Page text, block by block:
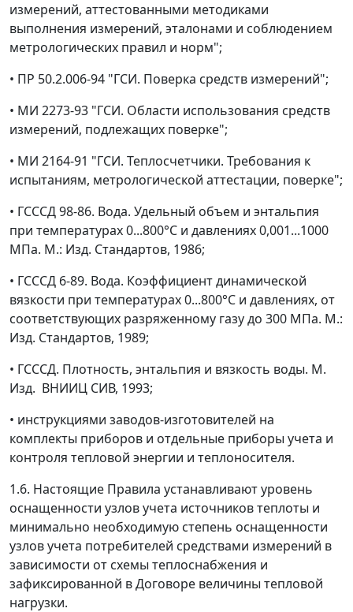
измерений, аттестованными методиками
выполнения измерений, эталонами и соблюдением
метрологических правил и норм";
• ПР 50.2.006-94 "ГСИ. Поверка средств измерений";
• МИ 2273-93 "ГСИ. Области использования средств
измерений, подлежащих поверке";
• МИ 2164-91 "ГСИ. Теплосчетчики. Требования к
испытаниям, метрологической аттестации, поверке";
• ГСССД 98-86. Вода. Удельный объем и энтальпия
при температурах 0...800°C и давлениях 0,001...1000
МПа. М.: Изд. Стандартов, 1986;
• ГСССД 6-89. Вода. Коэффициент динамической
вязкости при температурах 0...800°C и давлениях, от
соответствующих разряженному газу до 300 МПа. М.:
Изд. Стандартов, 1989;
• ГСССД. Плотность, энтальпия и вязкость воды. М.
Изд. ВНИИЦ СИВ, 1993;
• инструкциями заводов-изготовителей на
комплекты приборов и отдельные приборы учета и
контроля тепловой энергии и теплоносителя.
1.6. Настоящие Правила устанавливают уровень
оснащенности узлов учета источников теплоты и
минимально необходимую степень оснащенности
узлов учета потребителей средствами измерений в
зависимости от схемы теплоснабжения и
зафиксированной в Договоре величины тепловой
нагрузки.